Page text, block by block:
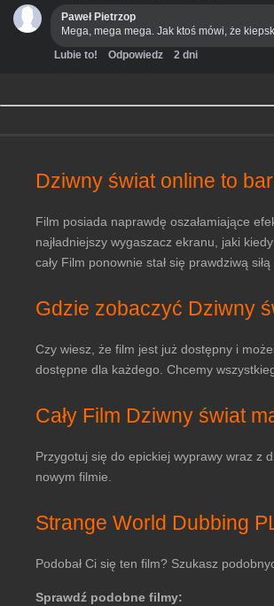
Paweł Pietrzop
Mega, mega mega. Jak ktoś mówi, że
Lubie to! Odpowiedz 2 dni
Dziwny świat online to
Film posiada naprawdę oszałamiające
najładniejszy wygaszacz ekranu, jaki
cały Film ponownie stał się prawdziwą
Gdzie zobaczyć Dziwny
Czy wiesz, że film jest już dostępny i
dostępne dla każdego. Chcemy
Cały Film Dziwny świat
Przygotuj się do epickiej wyprawy wraz z
nowym filmie.
Strange World Dubbing
Podobał Ci się ten film? Szukasz
Sprawdź podobne filmy: